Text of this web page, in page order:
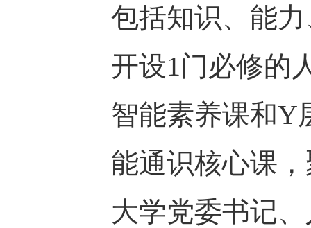
包括知识、能
开设1门必修的
智能素养课和Y
能通识核心课
大学党委书记